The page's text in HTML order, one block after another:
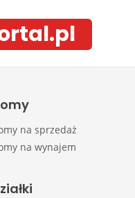
na sprzedaż
na wynajem